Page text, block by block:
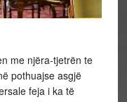
me njëra-tjetrën te
pothuajse asgjë
feja i ka të